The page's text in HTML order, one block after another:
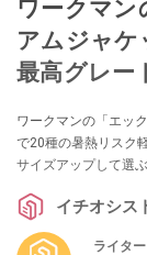
ワークマン
アムジャケ
最高グレー
ワークマンの「エッ
で20種の暑熱リスク
サイズアップして選
イチオシス
ライタ